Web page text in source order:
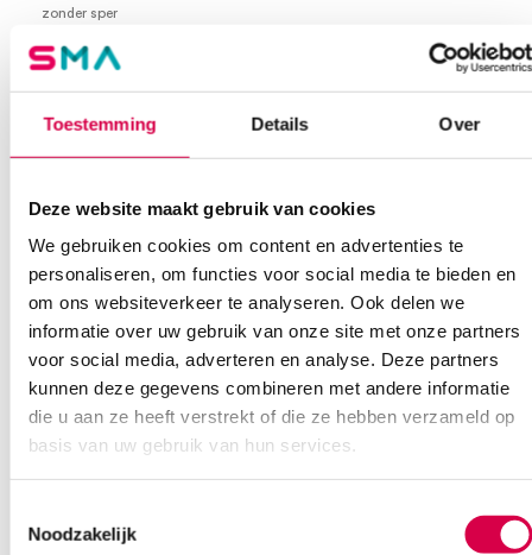
Toestemming Details Over
Deze website maakt gebruik van cookies
We gebruiken cookies om content en advertenties te
personaliseren, om functies voor social media te bieden en
om ons websiteverkeer te analyseren. Ook delen we
informatie over uw gebruik van onze site met onze partners
voor social media, adverteren en analyse. Deze partners
kunnen deze gegevens combineren met andere informatie
die u aan ze heeft verstrekt of die ze hebben verzameld op
basis van uw gebruik van hun services.
Noodzakelijk
zonder sper
Aantal 1 stuk
Afmeting 14cm
Model Stieglitz
Steriel onsteriel
Beoordelingen
Wees de eerste om “Stieglitz splintertang, 14cm, zonder sper (1)”
te beoordelen
Waarom Medische Artikelen?
Op voorraad? Vandaag besteld, vandaag verzonden
Vaste klanten, vaste korting
Geen klein order toeslag vanaf €75 bestelwaarde
We scoren een gemiddelde van 7.1! (11 beoordelingen)
Klantenservice